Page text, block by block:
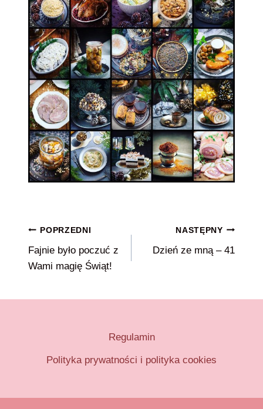
Nawigacja
wpisu
POPRZEDNI
Fajnie było poczuć z
Wami magię Świąt!
NASTĘPNY
Dzień ze mną – 41
Regulamin
Polityka prywatności i polityka cookies